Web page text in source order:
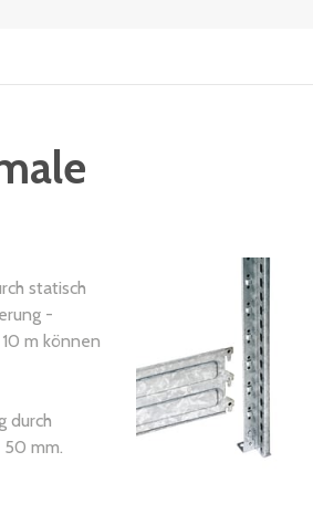
statisch
-
m können
durch
mm.